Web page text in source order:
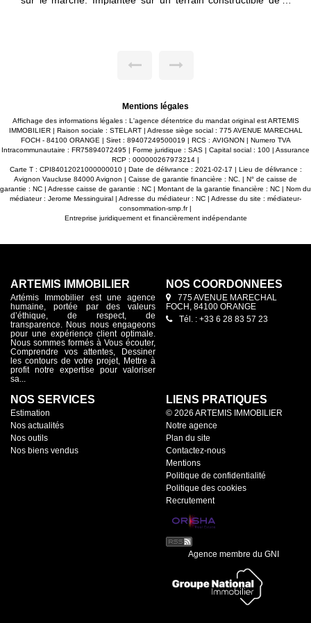
dinatoire. À l'étage, l'espace nuit est composé de 3
provençal situé aux pieds des collines des Alpilles à 10
minutes de Saint Rémy de Provence et autant d'Eygalières
tout en étant à 10 minutes du centre urbain de Cavaillon. Un
emplacement idéal. Si vous souhaitez plus d'informations sur
le potentiel de cette maison, des conseils sur la rénovation,
ou une évaluation générale, je serais ravie de vous aider ! «
Les informations sur les risques auxquels ce bien est exposé
sont disponibles sur le site Géorisques :
www.georisques.gouv.fr »
Mentions légales
Affichage des informations légales : L'agence détentrice du mandat original est ARTEMIS
IMMOBILIER | Raison sociale : STELART | Adresse siège social : 775 AVENUE MARECHAL
FOCH - 84100 ORANGE | Siret : 89407249500019 | RCS : AVIGNON | Numero TVA
Intracommunautaire : FR75894072495 | Forme juridique : SAS | Capital social : 100 | Assurance
RCP : 000000267973214 |
Carte T : CPI84012021000000010 | Date de délivrance : 2021-02-17 | Lieu de délivrance :
Avignon Vaucluse 84000 Avignon | Caisse de garantie financière : NC. | N° de caisse de
garantie : NC | Adresse caisse de garantie : NC | Montant de la garantie financière : NC | Nom du
médiateur : Jerome Messinguiral | Adresse du médiateur : NC | Adresse du site : médiateur-
consommation-smp.fr|
Entreprise juridiquement et financièrement indépendante
ARTEMIS IMMOBILIER
Artémis Immobilier est une agence
humaine, portée par des valeurs
d’éthique, de respect, de
transparence. Nous nous engageons
pour une expérience client optimale.
Nous sommes formés à Vous écouter,
Comprendre vos attentes, Dessiner
les contours de votre projet, Mettre à
profit notre expertise pour valoriser
sa...
NOS COORDONNÉES
775 AVENUE MARECHAL
FOCH, 84100 ORANGE
Tél. : +33 6 28 83 57 23
NOS SERVICES
Estimation
Nos actualités
Nos outils
Nos biens vendus
LIENS PRATIQUES
© 2026 ARTEMIS IMMOBILIER
Notre agence
Plan du site
Contactez-nous
Mentions
Politique de confidentialité
Politique des cookies
Recrutement
Agence membre du GNI